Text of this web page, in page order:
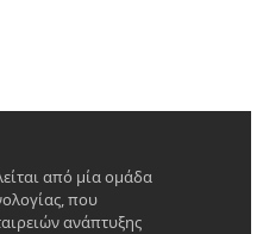
από μία ομάδα
που
ανάπτυξης